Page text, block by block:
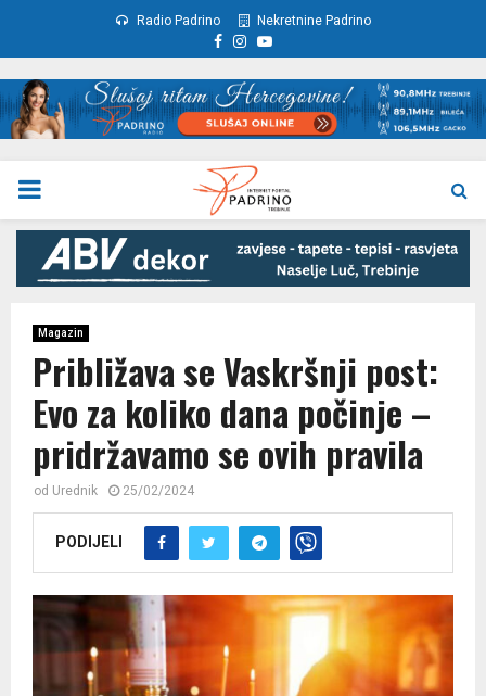
Radio Padrino Nekretnine Padrino
Facebook
Instagram
Youtube
PRIMARY
MENU
Magazin
Približava se Vaskršnji post:
Evo za koliko dana počinje –
pridržavamo se ovih pravila
od Urednik 25/02/2024
PODIJELI